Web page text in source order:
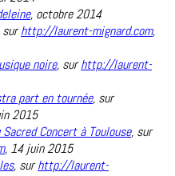
, octobre 2014
surhttp://laurent-mignard.com,
noire, surhttp://laurent-
part en tournée, sur
2015
Concert à Toulouse, sur
, 14 juin 2015
, surhttp://laurent-